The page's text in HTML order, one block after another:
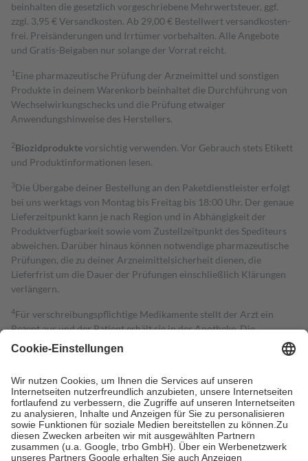
beinhalten die gesetzlich vorgeschriebene Mehrwertsteuer, ggf.
zzgl. 3,95 € Versandkosten. Ab 29,00 € Bestell­wert versand­kosten­
frei. Preisänderungen und Irrtümer vorbehalten. Alle Angebote
und Gratis-Beigaben nur solange der Vorrat reicht.
1 Eine pharmazeutische Prüfung der Arzneimittel und sonstigen
Produkte in deinem Warenkorb beinhaltet die Durchführung von
Wechselwirkungschecks und die Prüfung etwaiger
Anwendungshinweise des Herstellers.
2Biozidproduktevorsichtig verwenden. Vor Gebrauch stets Etikett
und Produktinformationen lesen.
3Die Übergabe deiner Bestellung an den Paketdienstleister erfolgt
bei uns werktags von Montag bis Freitag bis 18:00 Uhr. Der genaue
Lieferzeitpunkt kann je nach Region und in Abhängigkeit der
Produktverfügbarkeit sowie vom Zustellzeitpunkt des Spediteurs
abweichen. Darüber hinaus können notwendige pharmazeutische
Prüfungen, die zu deiner Arzneimittelsicherheit dienen, die
Lieferfrist um die Dauer der Prüfungen einschließlich Klärungen
verlängern.
4Für verschreibungspflichtige Medikamente stellt der Arzt ein
Rezept aus und der Patient erhält sie in der Apotheke. Die
gesetzliche Krankenversicherung übernimmt in der Regel die
Kosten dafür, der Versicherte trägt einen Teil davon als Zuzahlung
Grundsätzlich leisten Mitglieder Zuzahlungen in Höhe von zehn
Prozent des Abgabepreises,mindestens jedochfünf Euround
höchstens zehn Euro.Es sind jedoch nie mehr als die tatsächlichen
Kosten der Leistung zu entrichten.
Diese Regeln gelten grundsätzlich auch für Online-Apotheken.
Bei Heilmitteln und häuslicher Krankenpflege beträgt die